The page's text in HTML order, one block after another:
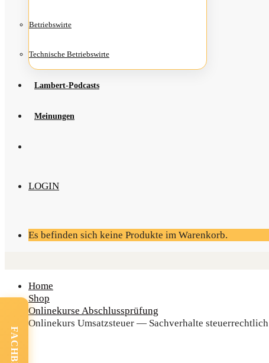
Betriebs­wir­te
Tech­ni­sche Betriebswirte
Lam­­bert-Pod­­casts
Mei­nun­gen
LOGIN
Es befinden sich keine Produkte im Warenkorb.
Home
Shop
Onlinekurse Abschlussprüfung
Online­kurs Umsatz­steu­er — Sach­ver­hal­te